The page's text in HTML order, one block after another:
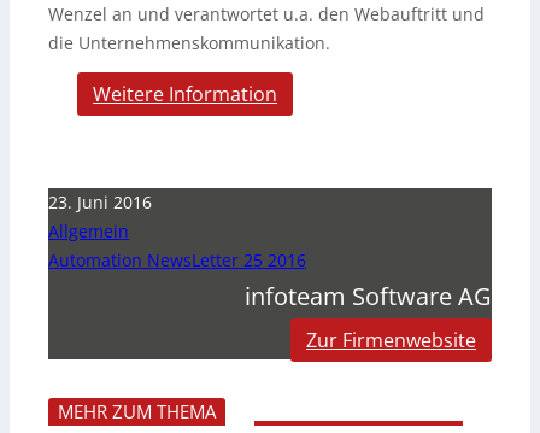
Wenzel an und verantwortet u.a. den Webauftritt und
die Unternehmenskommunikation.
Weitere Information
23. Juni 2016
Allgemein
Automation NewsLetter 25 2016
infoteam Software AG
Zur Firmenwebsite
MEHR ZUM THEMA